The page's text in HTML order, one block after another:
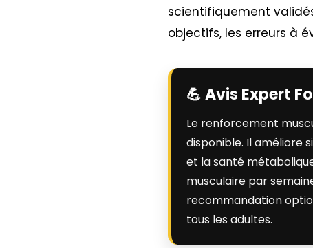
scientifiquement
objectifs, les erreurs à
💪 Avis Expert
Le renforcement
disponible. Il améliore
et la santé
musculaire par
recommandation
tous les adultes.